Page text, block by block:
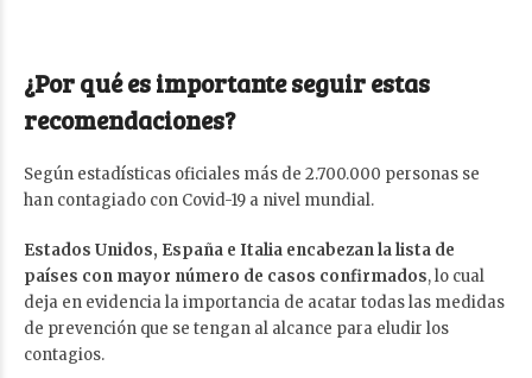
¿Por qué es importante seguir estas
recomendaciones?
Según estadísticas oficiales más de 2.700.000 personas se
han contagiado con Covid-19 a nivel mundial.
Estados Unidos, España e Italia encabezan la lista de
países con mayor número de casos confirmados, lo cual
deja en evidencia la importancia de acatar todas las medidas
de prevención que se tengan al alcance para eludir los
contagios.